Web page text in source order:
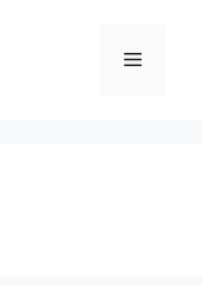
메